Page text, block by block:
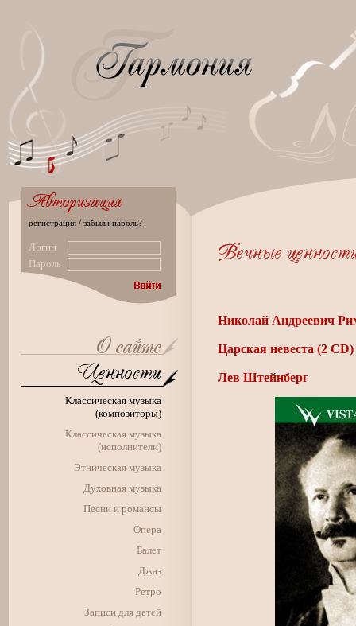
регистрация /забыли пароль?
Логин
Пароль
Классическая музыка
(композиторы)
Классическая музыка
(исполнители)
Этническая музыка
Духовная музыка
Песни и романсы
Опера
Балет
Джаз
Ретро
Записи для детей
Николай Андреевич
Царская невеста (2 CD)
Лев Штейнберг